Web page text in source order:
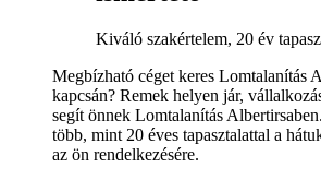
Kiváló szakértelem, 20 év
Megbízható céget keres Lomtalanítás
kapcsán? Remek helyen jár,
segít önnek Lomtalanítás
több, mint 20 éves tapasztalattal a
az ön rendelkezésére.